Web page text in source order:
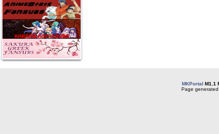
MKPortal M1.1
Page